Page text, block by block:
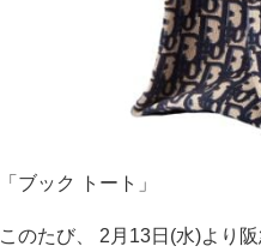
「ブック トート」
このたび、 2月13日(水)より